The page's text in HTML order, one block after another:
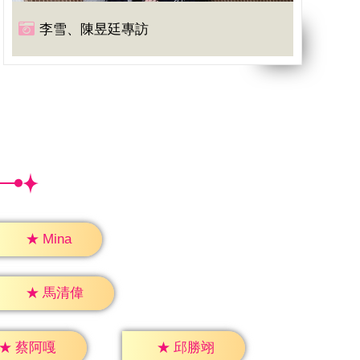
李雪、陳昱廷專訪
★ Mina
★ 馬清偉
蔡阿嘎 ★ 邱勝翊